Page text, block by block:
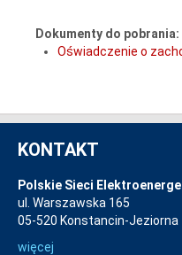
Dokumenty do pobrania:
Oświadczenie o
KONTAKT
Polskie Sieci
ul. Warszawska 165
05-520 Konstancin-Jeziorna
więcej